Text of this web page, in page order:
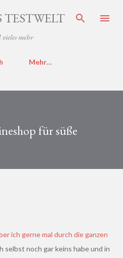
Hauptbereich
TESTWELT
mehr
Mehr…
für süße
selbst noch gar keins habe und in